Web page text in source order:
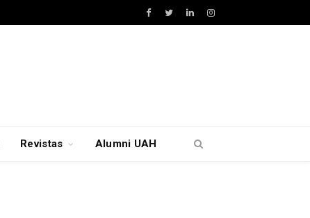
Facebook
TwitterLinkedInInstagram
Revistas Alumni UAH